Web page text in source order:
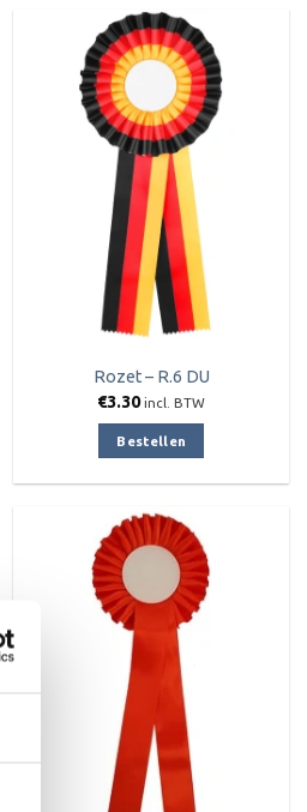
Toevoegen
Rozet – R.6 DU
€3.30 incl. BTW
Bestellen
Toevoegen